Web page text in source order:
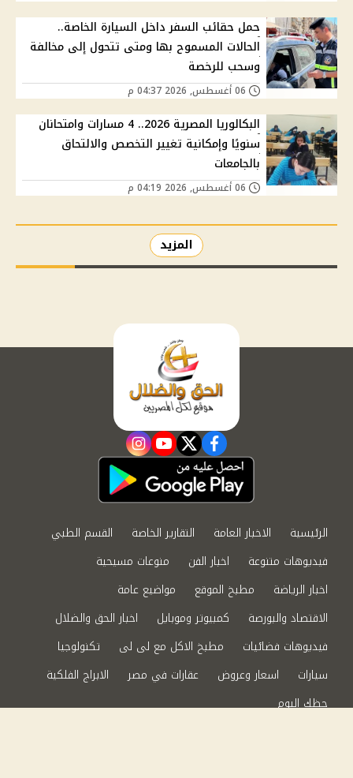
حمل حقائب السفر داخل السيارة الخاصة..
الحالات المسموح بها ومتى تتحول إلى مخالفة
وسحب للرخصة
البكالوريا المصرية 2026.. 4 مسارات وامتحانان
سنويًا وإمكانية تغيير التخصص والالتحاق
بالجامعات
المزيد
facebook
twitter
youtube
instagram
الرئيسية الاخبار العامة التقارير الخاصة
القسم الطبي
فيديوهات متنوعة
اخبار الفن
منوعات مسيحية
اخبار الرياضة
مطبخ الموقع
مواضيع عامة
الاقتصاد والبورصة
كمبيوتر وموبايل
اخبار الحق والضلال
فيديوهات فضائيات
مطبخ الاكل مع لى لى
تكنولوجيا
سيارات
اسعار وعروض عقارات في مصر
الابراج الفلكية
حظك اليوم